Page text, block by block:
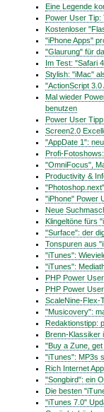
Eine Legende
Power User Tip:
Kostenloser
"iPhone Apps"
"Glaurung" für
Im Test: "Safari
Stylish: "iMac"
"ActionScript 3.0
Mal wieder
benutzen
Power User
Screen2.0
"AppDate 1":
Profi-
"OmniFocus",
Productivity &
"iPhone" Power
Neue
Klingeltöne fürs
"Surface": der
Tonspuren aus
"iTunes":
"iTunes":
PHP Power
PHP Power
ScaleNine-Flex-
"Musicovery":
Redaktionstipp:
Brenn-Klassiker
"Buy a Zune,
"iTunes": MP3s
Rich Internet
"Songbird": ein
Die besten
"iTunes 7.0"